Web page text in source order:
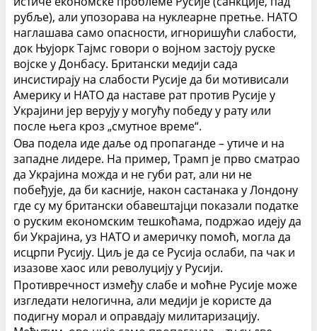
рубље), али упозорава на нуклеарне претње. НАТО
наглашава само опасности, игноришући слабости,
док Њујорк Тајмс говори о војном застоју руске
војске у Донбасу. Британски медији сада
инсистирају на слабости Русије да би мотивисали
Америку и НАТО да наставе рат против Русије у
Украјини јер верују у могућу победу у рату или
после њега кроз „смутное време“.
Ова подела иде даље од пропаганде – утиче и на
западне лидере. На пример, Трамп је прво сматрао
да Украјина можда и не губи рат, али ни не
побеђује, да би касније, након састанака у Лондону
где су му британски обавештајци показали податке
о руским економским тешкоћама, подржао идеју да
би Украјина, уз НАТО и америчку помоћ, могла да
исцрпи Русију. Циљ је да се Русија ослаби, па чак и
изазове хаос или револуцију у Русији.
Противречност између слабе и моћне Русије може
изгледати нелогична, али медији је користе да
подигну морал и оправдају милитаризацију.